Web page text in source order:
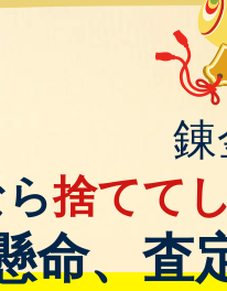
錬
捨てて
命、査